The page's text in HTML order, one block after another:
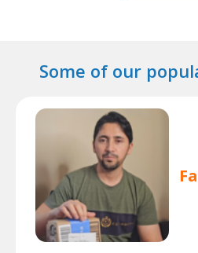
Some of our